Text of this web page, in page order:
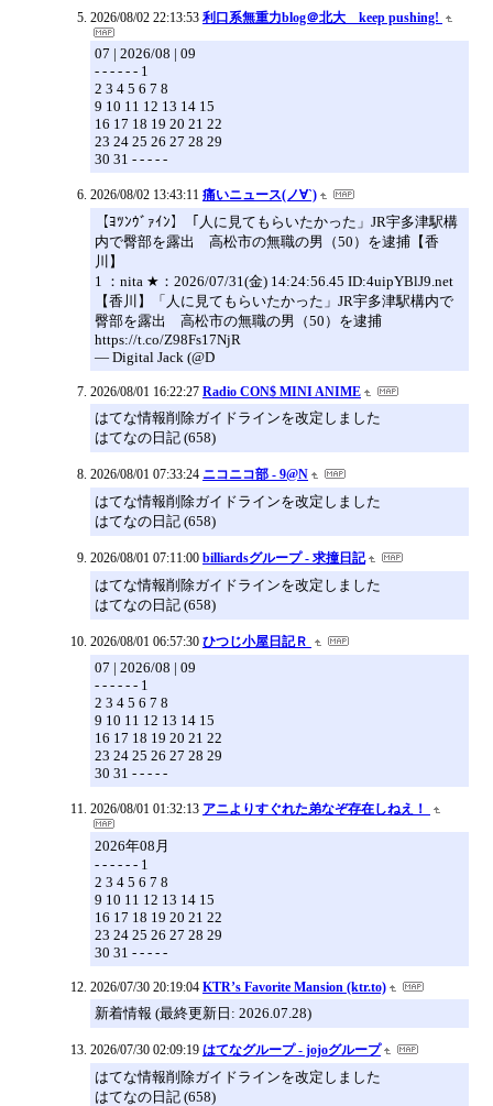
2026/08/02 22:13:53 利口系無重力blog＠北大 keep pushing!
07 | 2026/08 | 09
- - - - - - 1
2 3 4 5 6 7 8
9 10 11 12 13 14 15
16 17 18 19 20 21 22
23 24 25 26 27 28 29
30 31 - - - - -
2026/08/02 13:43:11 痛いニュース(ノ∀`)
【ﾖﾂﾝｳﾞｧｲﾝ】「人に見てもらいたかった」JR宇多津駅構
内で臀部を露出 高松市の無職の男（50）を逮捕【香
川】
1 ：nita ★：2026/07/31(金) 14:24:56.45 ID:4uipYBlJ9.net
【香川】「人に見てもらいたかった」JR宇多津駅構内で
臀部を露出 高松市の無職の男（50）を逮捕
https://t.co/Z98Fs17NjR
— Digital Jack (@D
2026/08/01 16:22:27 Radio CON$ MINI ANIME
はてな情報削除ガイドラインを改定しました
はてなの日記 (658)
2026/08/01 07:33:24 ニコニコ部 - 9@N
はてな情報削除ガイドラインを改定しました
はてなの日記 (658)
2026/08/01 07:11:00 billiardsグループ - 求撞日記
はてな情報削除ガイドラインを改定しました
はてなの日記 (658)
2026/08/01 06:57:30 ひつじ小屋日記Ｒ
07 | 2026/08 | 09
- - - - - - 1
2 3 4 5 6 7 8
9 10 11 12 13 14 15
16 17 18 19 20 21 22
23 24 25 26 27 28 29
30 31 - - - - -
2026/08/01 01:32:13 アニよりすぐれた弟なぞ存在しねえ！
2026年08月
- - - - - - 1
2 3 4 5 6 7 8
9 10 11 12 13 14 15
16 17 18 19 20 21 22
23 24 25 26 27 28 29
30 31 - - - - -
2026/07/30 20:19:04 KTR’s Favorite Mansion (ktr.to)
新着情報 (最終更新日: 2026.07.28)
2026/07/30 02:09:19 はてなグループ - jojoグループ
はてな情報削除ガイドラインを改定しました
はてなの日記 (658)